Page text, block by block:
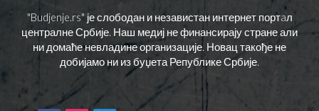
"Budjenje.rs" је слободан и независтан интернет портaл
централне Србије. Наш медиј не финансирају стране али
ни домаће невладине организације. Новац такође не
добијамо ни из буџета Републике Србије.